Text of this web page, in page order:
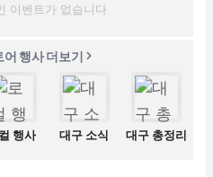
이벤트가 없습니다
행사 더보기
행사 대구 소식 대구 총정리